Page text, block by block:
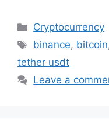
Categories
Cryptocurrency
Tags
binance, bitcoin
tether usdt
Leave a